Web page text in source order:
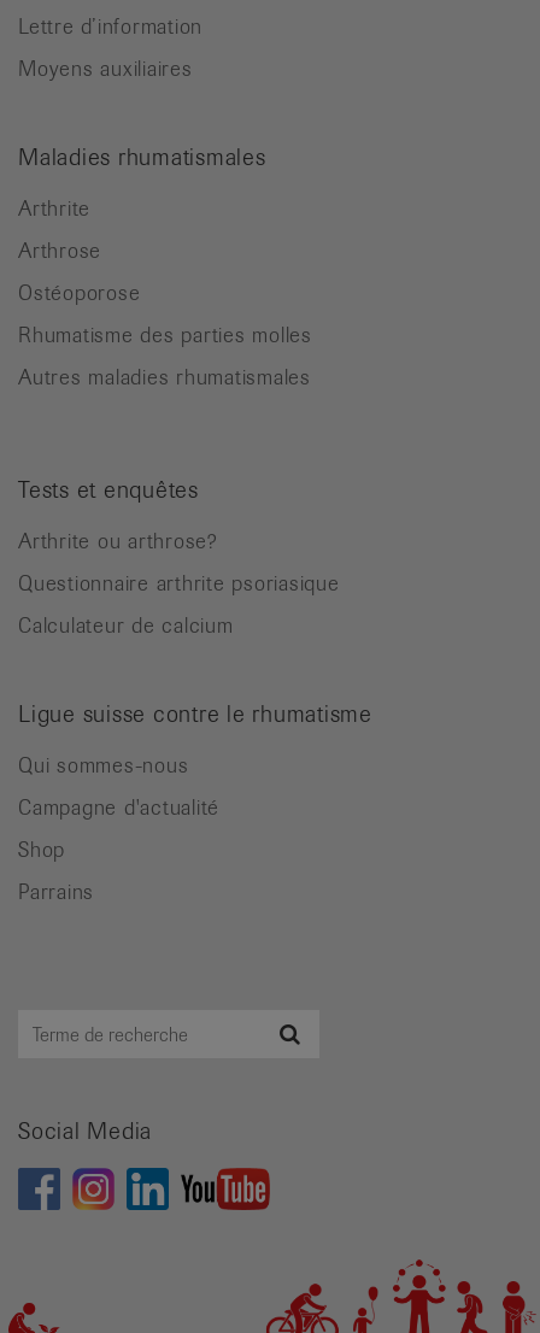
Lettre d’information
Moyens auxiliaires
Maladies rhumatismales
Arthrite
Arthrose
Ostéoporose
Rhumatisme des parties molles
Autres maladies rhumatismales
Tests et enquêtes
Arthrite ou arthrose?
Questionnaire arthrite psoriasique
Calculateur de calcium
Ligue suisse contre le rhumatisme
Qui sommes-nous
Campagne d'actualité
Shop
Parrains
Terme
Social Media